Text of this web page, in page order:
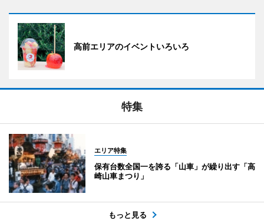
高前エリアのイベントいろいろ
特集
エリア特集
保有台数全国一を誇る「山車」が繰り出す「高
崎山車まつり」
もっと見る